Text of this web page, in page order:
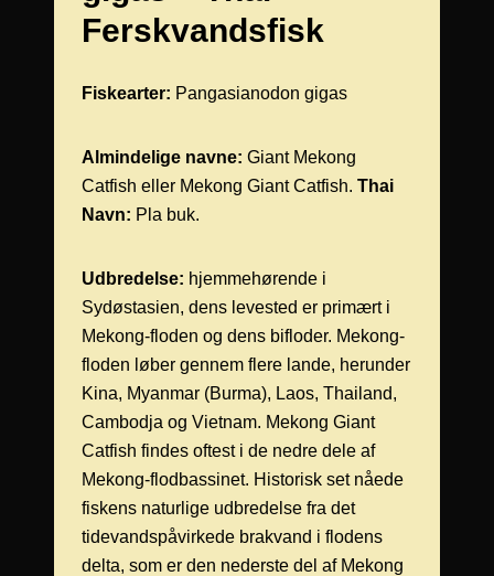
Ferskvandsfisk
Fiskearter: Pangasianodon gigas
Almindelige navne: Giant Mekong
Catfish eller Mekong Giant Catfish. Thai
Navn: Pla buk.
Udbredelse: hjemmehørende i
Sydøstasien, dens levested er primært i
Mekong-floden og dens bifloder. Mekong-
floden løber gennem flere lande, herunder
Kina, Myanmar (Burma), Laos, Thailand,
Cambodja og Vietnam. Mekong Giant
Catfish findes oftest i de nedre dele af
Mekong-flodbassinet. Historisk set nåede
fiskens naturlige udbredelse fra det
tidevandspåvirkede brakvand i flodens
delta, som er den nederste del af Mekong